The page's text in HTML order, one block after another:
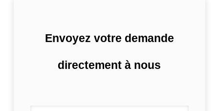
Envoyez votre demande
directement à nous